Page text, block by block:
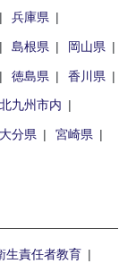
兵庫県
島根県
岡山県
徳島県
香川県
北九州市内
大分県
宮崎県
生責任者教育